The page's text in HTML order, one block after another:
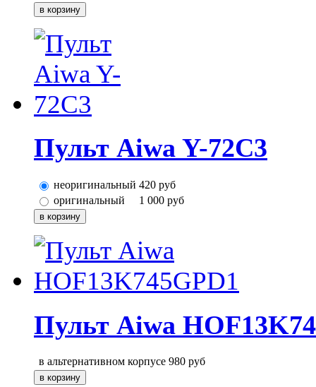
Пульт Aiwa Y-72C3
неоригинальный 420 руб
оригинальный
1 000 руб
Пульт Aiwa
в альтернативном корпусе 980 руб